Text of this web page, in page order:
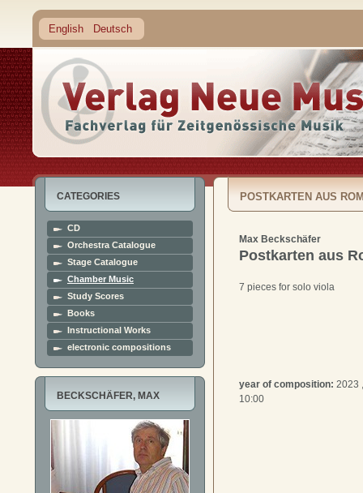
English Deutsch
CATEGORIES
CD
Orchestra Catalogue
Stage Catalogue
Chamber Music
Study Scores
Books
Instructional Works
electronic compositions
BECKSCHÄFER, MAX
POSTKARTEN AUS
Max Beckschäfer
Postkarten aus
7 pieces for solo viola
year of composition: 2023
10:00